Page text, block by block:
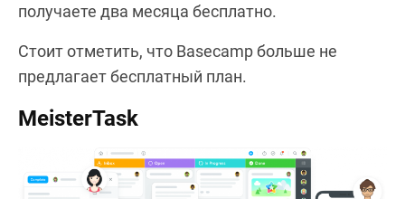
получаете два месяца бесплатно.
Стоит отметить, что Basecamp больше не
предлагает бесплатный план.
MeisterTask